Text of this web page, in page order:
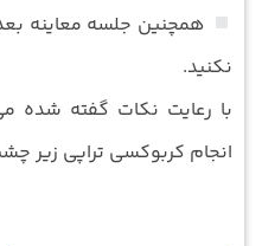
همچنین جلسه معاینه
نکنید.
با رعایت نکات گفته شده
انجام کربوکسی تراپی زیر